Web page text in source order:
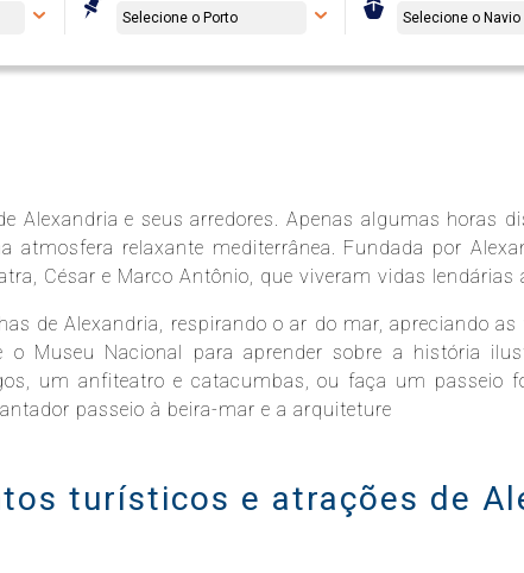
Alexandria e seus arredores. Apenas algumas horas
relaxante mediterrânea. Fundada por
César e Marco Antônio, que viveram vidas lendárias
de Alexandria, respirando o ar do mar, apreciando as
Museu Nacional para aprender sobre a história
um anfiteatro e catacumbas, ou faça um passeio
passeio à beira-mar e a arquiteture
turísticos e atrações de